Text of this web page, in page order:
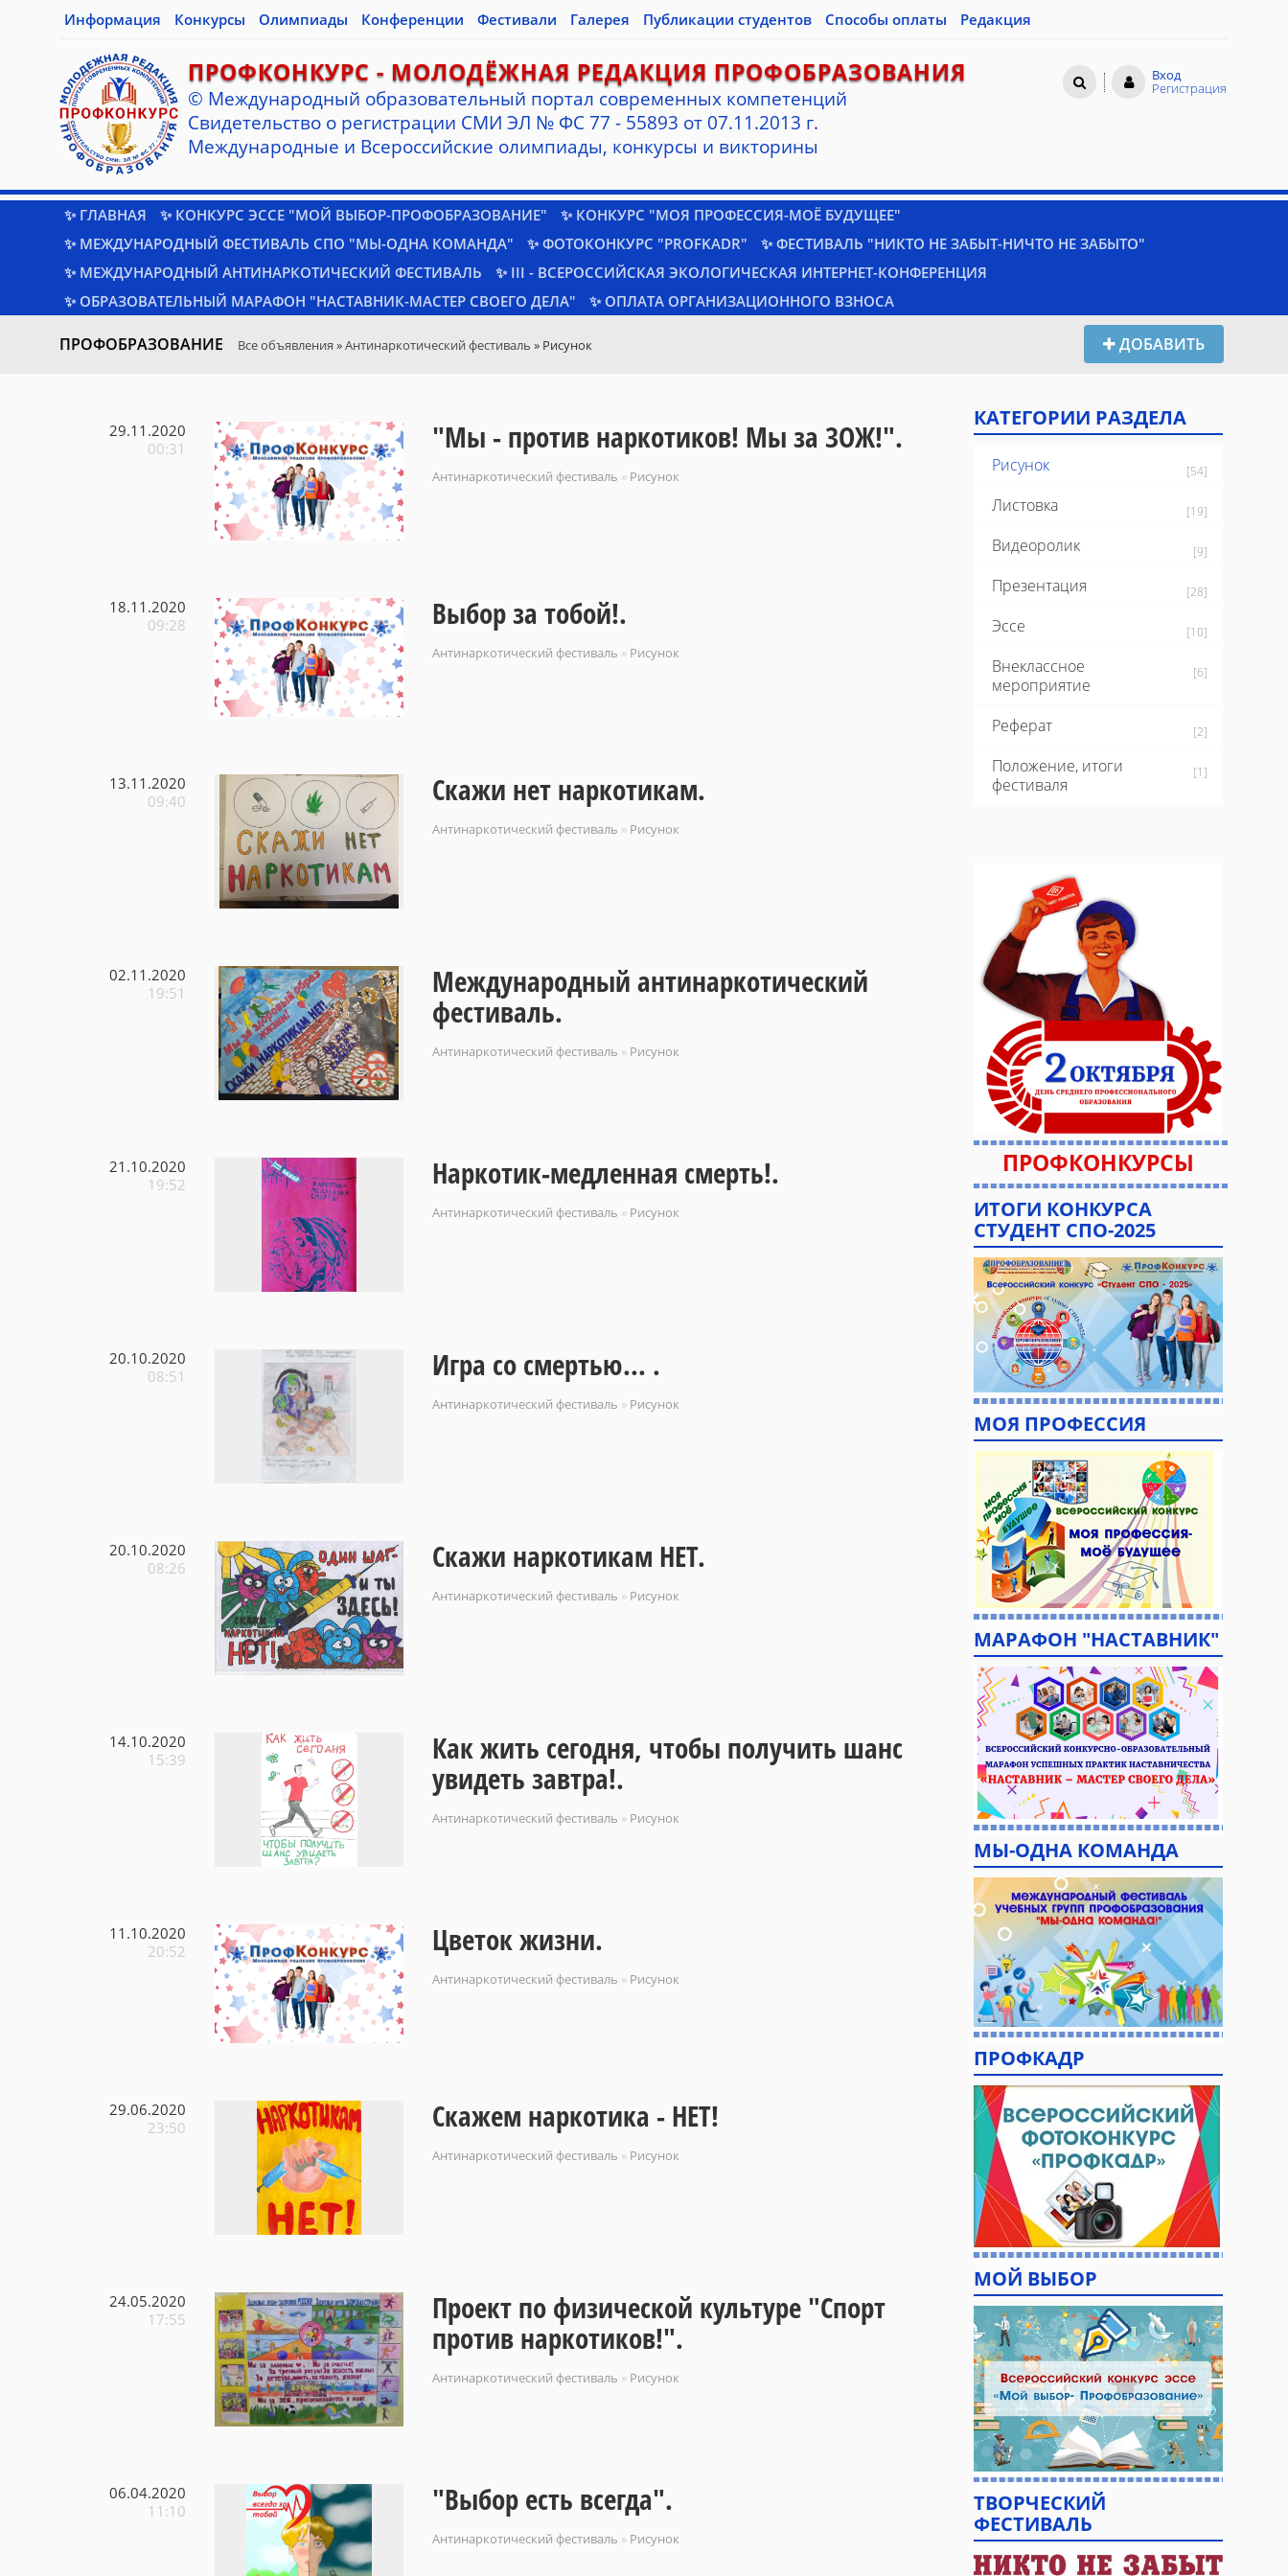
Информация Конкурсы Олимпиады Конференции Фестивали Галерея Публикации студентов Способы оплаты Редакция
ПРОФКОНКУРС - МОЛОДЁЖНАЯ РЕДАКЦИЯ ПРОФОБРАЗОВАНИЯ
© Международный образовательный портал современных компетенций
Cвидетельство о регистрации СМИ ЭЛ № ФС 77 - 55893 от 07.11.2013 г.
Международные и Всероссийские олимпиады, конкурсы и викторины
Вход
Регистрация
✨ ГЛАВНАЯ ✨ КОНКУРС ЭССЕ "МОЙ ВЫБОР-ПРОФОБРАЗОВАНИЕ"
✨ КОНКУРС "МОЯ ПРОФЕССИЯ-МОЁ БУДУЩЕЕ"
✨ МЕЖДУНАРОДНЫЙ ФЕСТИВАЛЬ СПО "МЫ-ОДНА КОМАНДА"
✨ ФОТОКОНКУРС "PROFKADR"
✨ ФЕСТИВАЛЬ "НИКТО НЕ ЗАБЫТ-НИЧТО НЕ ЗАБЫТО"
✨ МЕЖДУНАРОДНЫЙ АНТИНАРКОТИЧЕСКИЙ ФЕСТИВАЛЬ
✨ III - ВСЕРОССИЙСКАЯ ЭКОЛОГИЧЕСКАЯ ИНТЕРНЕТ-КОНФЕРЕНЦИЯ
✨ ОБРАЗОВАТЕЛЬНЫЙ МАРАФОН "НАСТАВНИК-МАСТЕР СВОЕГО ДЕЛА"
✨ ОПЛАТА ОРГАНИЗАЦИОННОГО ВЗНОСА
ПРОФОБРАЗОВАНИЕ Все объявления »Антинаркотический фестиваль » Рисунок ДОБАВИТЬ
29.11.2020
00:31
"Мы - против наркотиков! Мы за ЗОЖ!".
Антинаркотический фестиваль » Рисунок
18.11.2020
09:28
Выбор за тобой!.
Антинаркотический фестиваль » Рисунок
13.11.2020
09:40
Скажи нет наркотикам.
Антинаркотический фестиваль » Рисунок
02.11.2020
19:51
Международный антинаркотический
фестиваль.
Антинаркотический фестиваль » Рисунок
21.10.2020
19:52
Наркотик-медленная смерть!.
Антинаркотический фестиваль » Рисунок
20.10.2020
08:51
Игра со смертью... .
Антинаркотический фестиваль » Рисунок
20.10.2020
08:26
Скажи наркотикам НЕТ.
Антинаркотический фестиваль » Рисунок
14.10.2020
15:39
Как жить сегодня, чтобы получить шанс
увидеть завтра!.
Антинаркотический фестиваль » Рисунок
11.10.2020
20:52
Цветок жизни.
Антинаркотический фестиваль » Рисунок
29.06.2020
23:50
Скажем наркотика - НЕТ!
Антинаркотический фестиваль » Рисунок
24.05.2020
17:55
Проект по физической культуре "Спорт
против наркотиков!".
Антинаркотический фестиваль » Рисунок
06.04.2020
11:10
"Выбор есть всегда".
Антинаркотический фестиваль » Рисунок
КАТЕГОРИИ РАЗДЕЛА
Рисунок [54]
Листовка [19]
Видеоролик [9]
Презентация [28]
Эссе [10]
Внеклассное
мероприятие
[6]
Реферат [2]
Положение, итоги
фестиваля
[1]
ПРОФКОНКУРСЫ
ИТОГИ КОНКУРСА
СТУДЕНТ СПО-2025
МОЯ ПРОФЕССИЯ
МАРАФОН "НАСТАВНИК"
МЫ-ОДНА КОМАНДА
ПРОФКАДР
МОЙ ВЫБОР
ТВОРЧЕСКИЙ
ФЕСТИВАЛЬ